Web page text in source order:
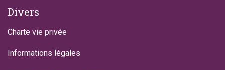
Divers
Charte vie privée
Informations légales